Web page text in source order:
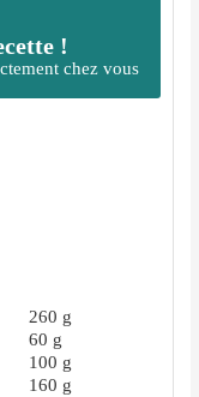
!
chez vous
260 g
60 g
100 g
160 g